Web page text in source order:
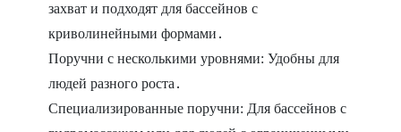
захват и подходят для бассейнов с
криволинейными формами․
Поручни с несколькими уровнями: Удобны для
людей разного роста․
Специализированные поручни: Для бассейнов с